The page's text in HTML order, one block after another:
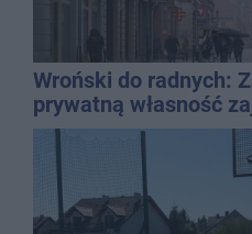
Wroński do radnych:
prywatną własność
gospodarką